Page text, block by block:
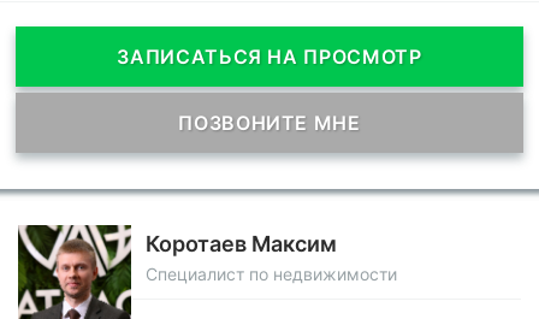
ЗАПИСАТЬСЯ НА ПРОСМОТР
ПОЗВОНИТЕ МНЕ
Коротаев Максим
Специалист по недвижимости